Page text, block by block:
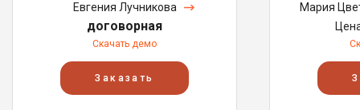
Евгения Лучникова
договорная
Скачать демо
Заказать
Мария